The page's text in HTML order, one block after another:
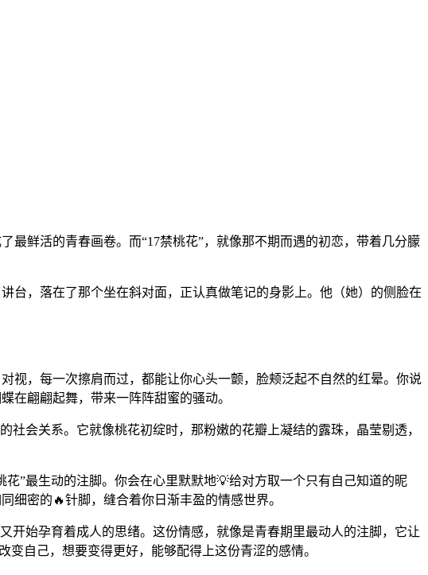
鲜活的青春画卷。而“17禁桃花”，就像那不期而遇的初恋，带着几分朦
台，落在了那个坐在斜对面，正认真做笔记的身影上。他（她）的侧脸在
视，每一次擦肩而过，都能让你心头一颤，脸颊泛起不自然的红晕。你说
在翩翩起舞，带来一阵阵甜蜜的骚动。
会关系。它就像桃花初绽时，那粉嫩的花瓣上凝结的露珠，晶莹剔透，
”最生动的注脚。你会在心里默默地💡给对方取一个只有自己知道的昵
细密的🔥针脚，缝合着你日渐丰盈的情感世界。
开始孕育着成人的思绪。这份情感，就像是青春期里最动人的注脚，它让
自己，想要变得更好，能够配得上这份青涩的感情。